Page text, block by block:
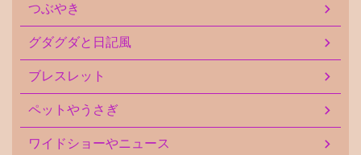
つぶやき
グダグダと日記風
ブレスレット
ペットやうさぎ
ワイドショーやニュース